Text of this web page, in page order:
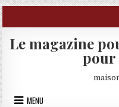
Skip to content
Le magazine
pour
MENU